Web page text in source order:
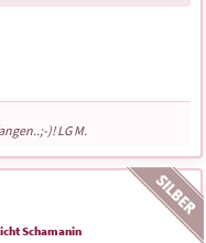
)! LG M.
Schamanin